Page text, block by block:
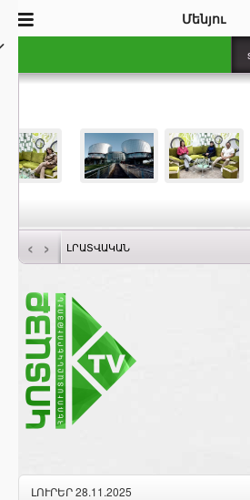
‹ › ԼՐԱՏՎԱԿԱՆ
ԼՈՒՐԵՐ 28.11.2025
Մենյու